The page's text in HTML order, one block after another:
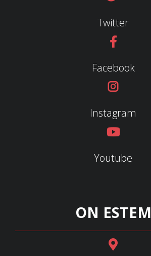
Twitter
Facebook
Instagram
Youtube
ON ESTEM